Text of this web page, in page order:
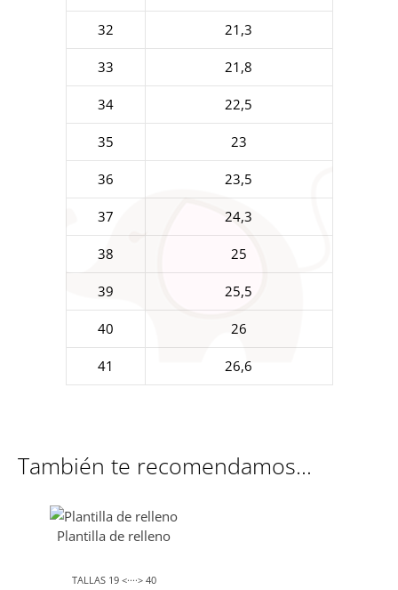
32 21,3
33 21,8
34 22,5
35 23
36 23,5
37 24,3
38 25
39 25,5
40 26
41 26,6
También te recomendamos…
Plantilla de relleno
TALLAS 19 <····> 40